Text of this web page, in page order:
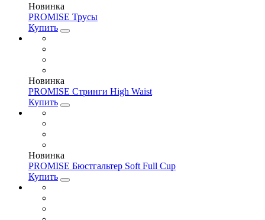
Новинка
PROMISE Трусы
Купить
Новинка
PROMISE Стринги High Waist
Купить
Новинка
PROMISE Бюстгальтер Soft Full Cup
Купить